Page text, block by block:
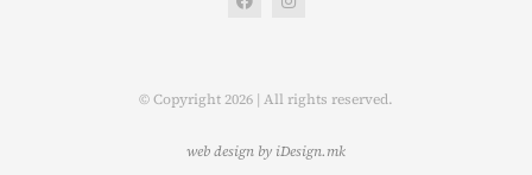
© Copyright 2026 | All rights reserved.
web design by iDesign.mk